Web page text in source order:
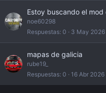
Estoy buscando el
noe60298
Respuestas 0 3 May 2026
mapas de galicia
rube19_
Respuestas 0 16 Abr 2026